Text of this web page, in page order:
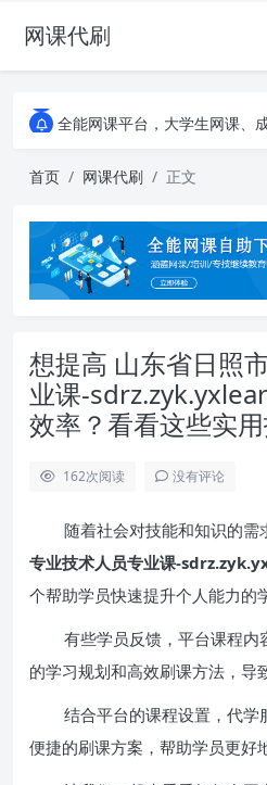
网课代刷
AI论文写作平台，根据真实文
全能网课平台，大学生网课、成教、培训、
全能网课平台，大学生网课、成教、培训、
首页 网课代刷 正文
想提高 山东省日照
业课-
效率？看看这些实
162次阅读 没有评论
随着社会对技能和知识的需
专业技术人员专业课-
个帮助学员快速提升个人能力的
有些学员反馈，平台课程
的学习规划和高效刷课方法，导
结合平台的课程设置，代学
便捷的刷课方案，帮助学员更好